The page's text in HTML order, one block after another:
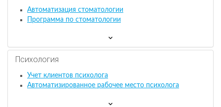
Автоматизация стоматологии
Программа по стоматологии
Психология
Учет клиентов психолога
Автоматизированное рабочее место психолога